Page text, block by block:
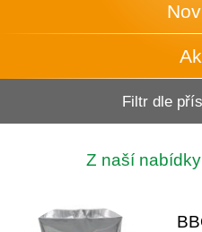
Filtr dle
Z naší